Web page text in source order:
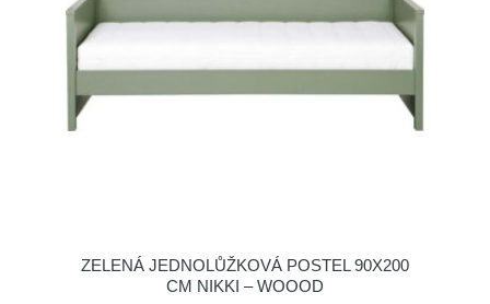
ZELENÁ JEDNOLŮŽKOVÁ POSTEL 90X200
CM NIKKI – WOOOD